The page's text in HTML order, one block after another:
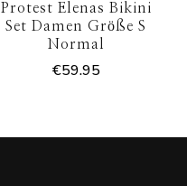
Protest Elenas Bikini
Set Damen Größe S
Normal
€59.95